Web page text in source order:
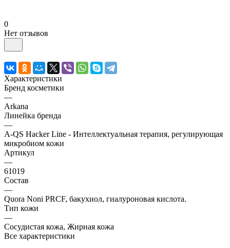
0
Нет отзывов
Характеристики
Бренд косметики
—
Arkana
Линейка бренда
—
A-QS Hacker Line - Интеллектуальная терапия, регулирующая
микробиом кожи
Артикул
—
61019
Состав
—
Quora Noni PRCF, бакухиол, гиалуроновая кислота.
Тип кожи
—
Сосудистая кожа, Жирная кожа
Все характеристики